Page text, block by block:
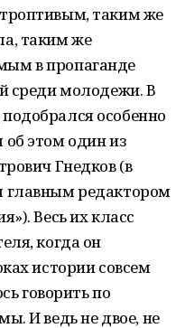
таким же
таким же
в пропаганде
среди молодежи. В
особенно
этом один из
Гнедков (в
главным редактором
Весь их класс
когда он
истории совсем
говорить по
И ведь не двое, не